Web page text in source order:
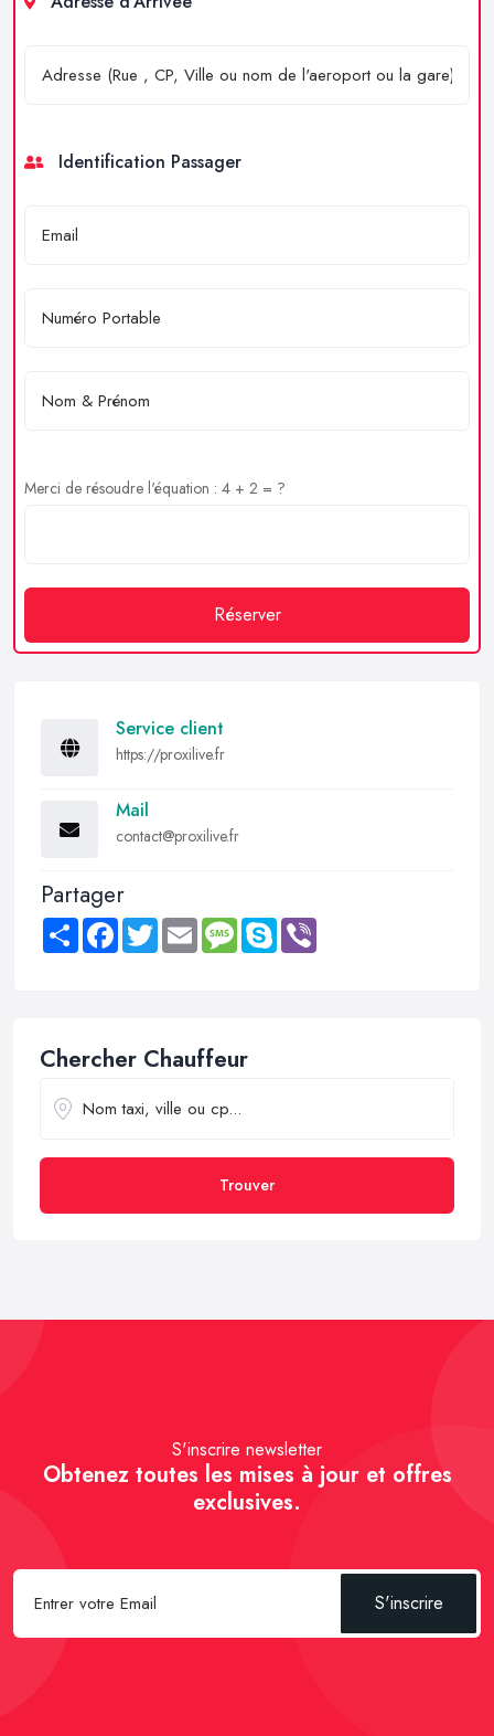
Identification Passager
Merci de résoudre l'équation : 4 + 2 = ?
Réserver
Service client
https://proxilive.fr
Mail
contact@proxilive.fr
Partager
Share FacebookTwitter Email MessageSkype
Chercher Chauffeur
Trouver
S'inscrire newsletter
Obtenez toutes les mises à jour et offres
exclusives.
S'inscrire